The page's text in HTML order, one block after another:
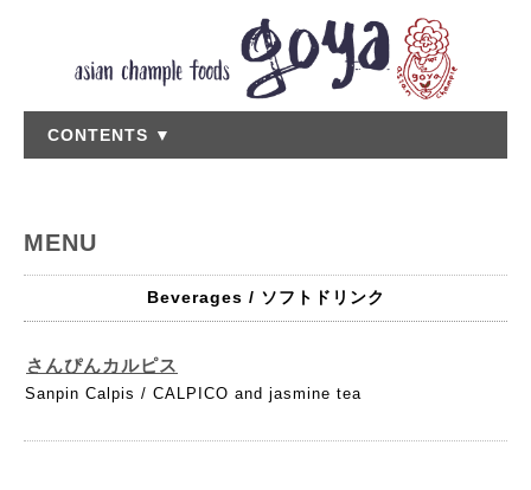
CONTENTS ▼
MENU
Beverages / ソフトドリンク
さんぴんカルピス
Sanpin Calpis / CALPICO and jasmine tea